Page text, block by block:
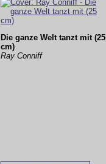
Die ganze Welt tanzt mit (25
cm)
Ray Conniff